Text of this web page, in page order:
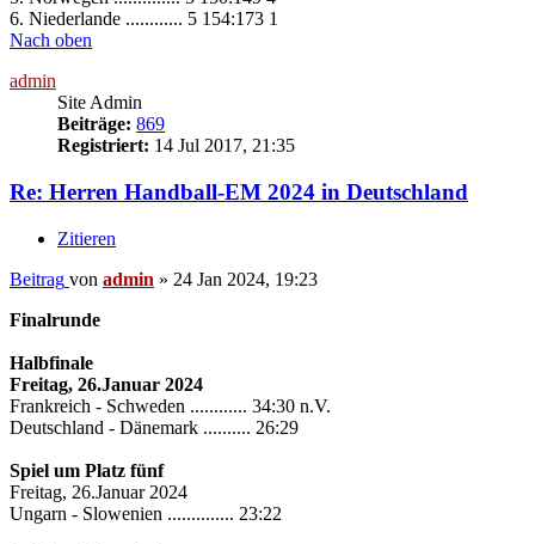
6. Niederlande ............ 5 154:173 1
Nach oben
admin
Site Admin
Beiträge: 869
Registriert: 14 Jul 2017, 21:35
Re: Herren Handball-EM 2024 in Deutschland
Zitieren
Beitrag von admin » 24 Jan 2024, 19:23
Finalrunde
Halbfinale
Freitag, 26.Januar 2024
Frankreich - Schweden ............ 34:30 n.V.
Deutschland - Dänemark .......... 26:29
Spiel um Platz fünf
Freitag, 26.Januar 2024
Ungarn - Slowenien .............. 23:22